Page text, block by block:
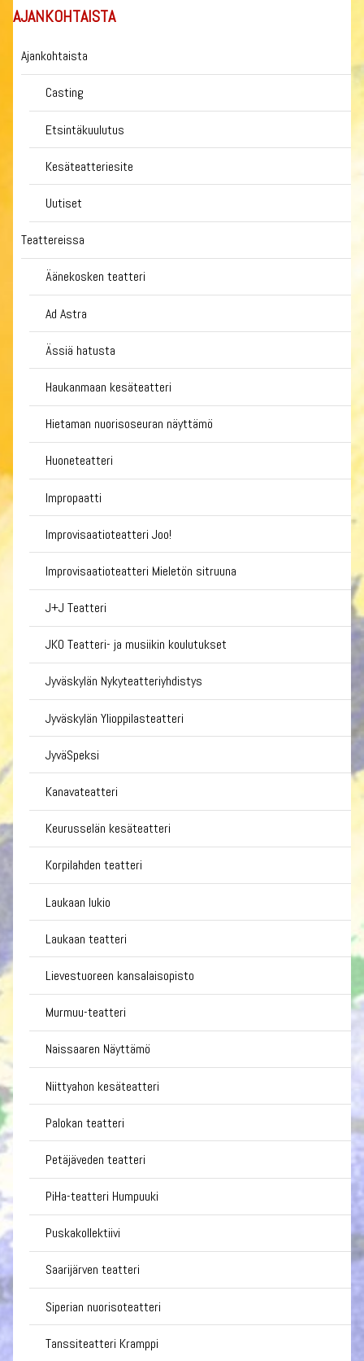
AJANKOHTAISTA
Ajankohtaista
Casting
Etsintäkuulutus
Kesäteatteriesite
Uutiset
Teattereissa
Äänekosken teatteri
Ad Astra
Ässiä hatusta
Haukanmaan kesäteatteri
Hietaman nuorisoseuran näyttämö
Huoneteatteri
Impropaatti
Improvisaatioteatteri Joo!
Improvisaatioteatteri Mieletön sitruuna
J+J Teatteri
JKO Teatteri- ja musiikin koulutukset
Jyväskylän Nykyteatteriyhdistys
Jyväskylän Ylioppilasteatteri
JyväSpeksi
Kanavateatteri
Keurusselän kesäteatteri
Korpilahden teatteri
Laukaan lukio
Laukaan teatteri
Lievestuoreen kansalaisopisto
Murmuu-teatteri
Naissaaren Näyttämö
Niittyahon kesäteatteri
Palokan teatteri
Petäjäveden teatteri
PiHa-teatteri Humpuuki
Puskakollektiivi
Saarijärven teatteri
Siperian nuorisoteatteri
Tanssiteatteri Kramppi